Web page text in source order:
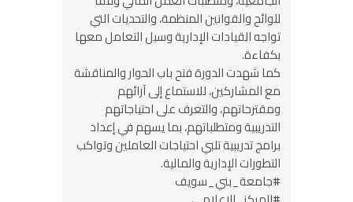
للوائح والقوانين المنظمة، والتحديات التي
تواجه القيادات الإدارية وسبل التعامل معها
بكفاءة.
كما شهدت الدورة فتح باب الحوار والمناقشة
مع المشاركين، للاستماع إلى آرائهم
ومقترحاتهم، والتعرف على احتياجاتهم
التدريبية ومتطلباتهم، بما يسهم في إعداد
برامج تدريبية تلبي احتياجات العاملين وتواكب
التطورات الإدارية والمالية.
#جامعة_بني_سويف